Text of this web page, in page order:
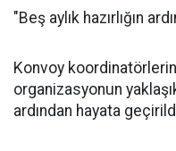
"Beş aylık hazırlığın
Konvoy
organizasyonun
ardından hayata